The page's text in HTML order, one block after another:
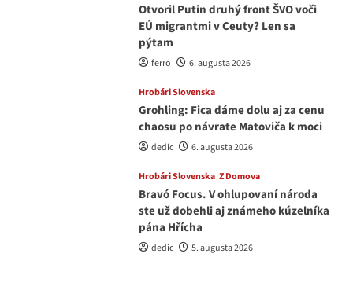
Otvoril Putin druhý front ŠVO voči
EÚ migrantmi v Ceuty? Len sa
pýtam
ferro 6. augusta 2026
Hrobári Slovenska
Grohling: Fica dáme dolu aj za cenu
chaosu po návrate Matoviča k moci
dedic 6. augusta 2026
Hrobári Slovenska Z Domova
Bravó Focus. V ohlupovaní národa
ste už dobehli aj známeho kúzelníka
pána Hřícha
dedic 5. augusta 2026